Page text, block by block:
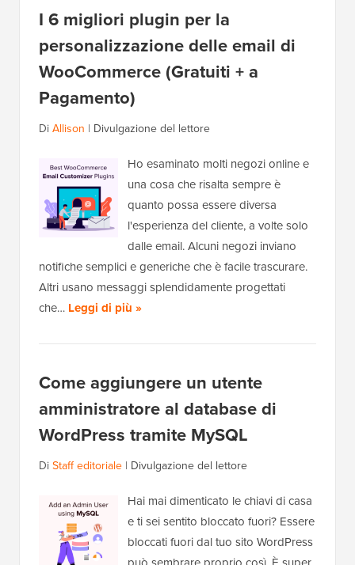
I 6 migliori plugin per la
personalizzazione delle email di
WooCommerce (Gratuiti + a
Pagamento)
DiAllison | Divulgazione del lettore
Ho esaminato molti negozi online e
una cosa che risalta sempre è
quanto possa essere diversa
l'esperienza del cliente, a volte solo
dalle email. Alcuni negozi inviano
notifiche semplici e generiche che è facile trascurare.
Altri usano messaggi splendidamente progettati
che… Leggi di più »
Come aggiungere un utente
amministratore al database di
WordPress tramite MySQL
DiStaff editoriale | Divulgazione del lettore
Hai mai dimenticato le chiavi di casa
e ti sei sentito bloccato fuori? Essere
bloccati fuori dal tuo sito WordPress